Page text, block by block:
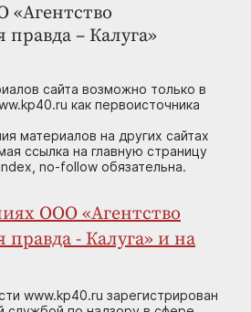
«Агентство
– Калуга»
сайта возможно только в
как первоисточника
материалов на других сайтах
ссылка на главную страницу
no-follow обязательна.
ООО «Агентство
- Калуга» и на
www.kp40.ru зарегистрирован